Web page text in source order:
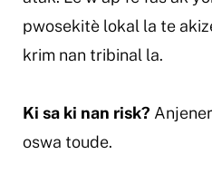
pwosekitè lokal la te
krim nan tribinal la.
Ki sa ki nan risk?
oswa toude.